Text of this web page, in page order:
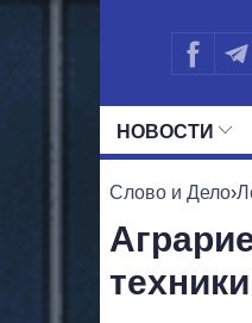
НОВОСТИ
Слово и Дело›